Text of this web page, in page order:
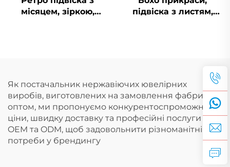
місяцем, зіркою,
підвіска з листям,
Як постачальник нержавіючих ювелірних
виробів, виготовлених на замовлення фабрики,
оптом, ми пропонуємо конкурентоспроможні
ціни, швидку доставку та професійні послуги
OEM та ODM, щоб задовольнити різноманітні
потреби у брендингу